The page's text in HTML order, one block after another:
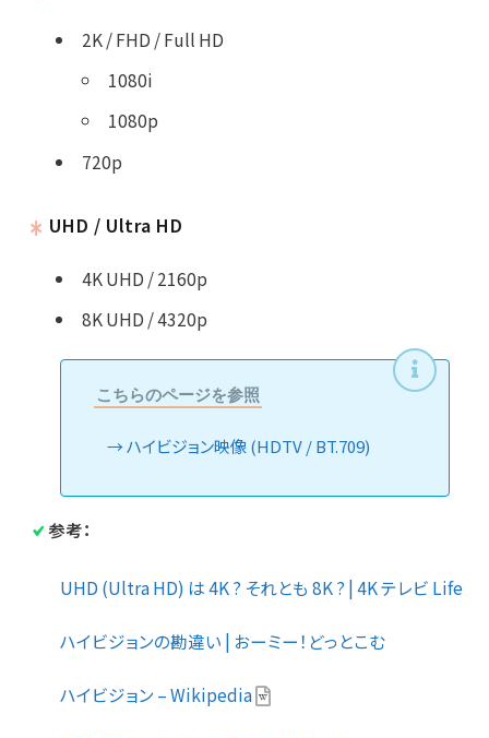
2K / FHD / Full HD
1080i
1080p
720p
UHD / Ultra HD
4K UHD / 2160p
8K UHD / 4320p
こちらのページを参照
ハイビジョン映像 (HDTV / BT.709)
参考：
UHD (Ultra HD) は 4K ? それとも 8K ? | 4K テレビ Life
ハイビジョンの勘違い | おーミー！どっとこむ
ハイビジョン – Wikipedia